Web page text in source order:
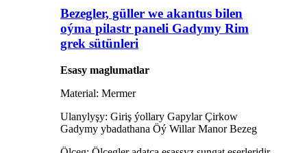
Bezegler, güller we akantus bilen
oýma pilastr paneli Gadymy Rim
grek sütünleri
Esasy maglumatlar
Material: Mermer
Ulanylyşy: Giriş ýollary Gapylar Çirkow
Gadymy ybadathana Öý Willar Manor Bezeg